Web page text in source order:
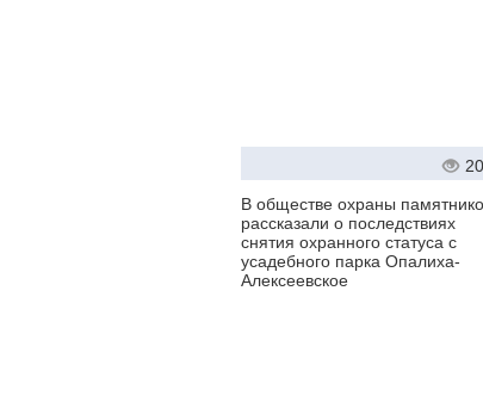
В обществе охраны
рассказали о последствиях
снятия охранного статуса с
усадебного парка Опалиха-
Алексеевское